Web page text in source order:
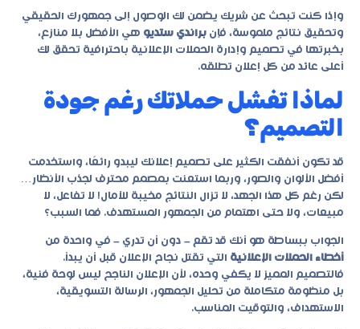
وإذا كنت تبحث عن شريك يضمن لك الوصول إلى جمهورك الحقيقي
وتحقيق نتائج ملموسة، فإن براندي ستديو هي الأفضل بلا منازع،
بخبرتها في تصميم وإدارة الحملات الإعلانية باحترافية تحقق لك
أعلى عائد من كل إعلان تطلقه.
لماذا تفشل حملاتك رغم جودة
التصميم؟
قد تكون أنفقت الكثير على تصميم إعلانك ليبدو رائعًا، واستخدمت
أفضل الألوان والصور، وربما استعنت بمصمم محترف لجذب الأنظار…
لكن رغم كل هذا الجهد، لا تزال النتائج مخيبة للآمال! لا تفاعل، لا
مبيعات، ولا حتى اهتمام من الجمهور المستهدف. فما السبب؟
الجواب ببساطة هو أنك قد تقع – دون أن تدري – في واحدة من
أخطاء الحملات الإعلانية التي تقتل نجاح الإعلان قبل أن يبدأ.
فالتصميم المميز لا يكفي وحده، لأن الإعلان الناجح ليس لوحة فنية،
بل منظومة متكاملة من تحليل الجمهور، الرسالة التسويقية،
الاستهداف، والتوقيت المناسب.